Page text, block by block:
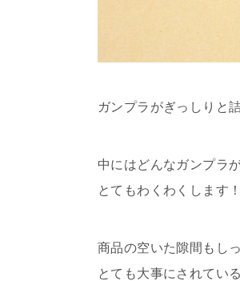
ガンプラがぎっしりと
中にはどんなガンプラ
とてもわくわくします！
商品の空いた隙間もし
とても大事にされてい